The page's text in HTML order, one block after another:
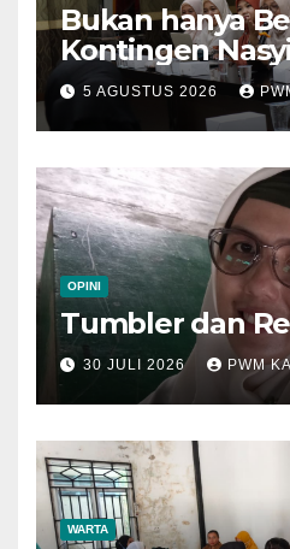
Bukan hanya
Kontingen
Kalbar
di Muktamar XV
5 AGUSTUS 2026
OPINI
Tumbler dan
30 JULI 2026 PWM
WARTA